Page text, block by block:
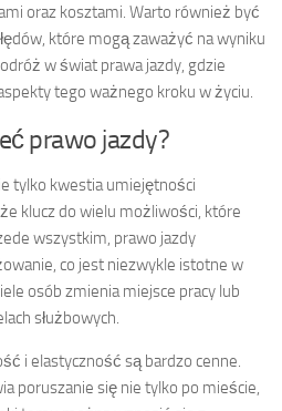
oraz kosztami. Warto również być
które mogą zaważyć na wyniku
w świat prawa jazdy, gdzie
tego ważnego kroku w życiu.
prawo jazdy?
tylko kwestia umiejętności
klucz do wielu możliwości, które
wszystkim, prawo jazdy
co jest niezwykle istotne w
osób zmienia miejsce pracy lub
służbowych.
i elastyczność są bardzo cenne.
poruszanie się nie tylko po mieście,